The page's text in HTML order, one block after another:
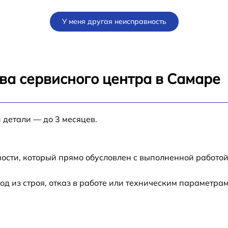
от 30 мин
от 50 мин
У меня другая неисправность
сервисного центра в Самаре
детали — до 3 месяцев.
который прямо обусловлен с выполненной
строя, отказ в работе или техническим